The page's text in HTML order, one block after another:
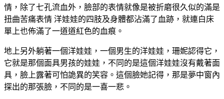
情，除了七孔流血外，臉部的表情就像是被折磨很久似的滿是
扭曲苦痛表情 洋娃娃的四肢及身體都沾滿了血跡，就連白床
單上也佈滿了一道道紅色的血痕。
地上另外躺著一個洋娃娃，一個男生的洋娃娃，珊妮認得它，
它就是那個面具男孩的娃娃，不同的是這個洋娃娃沒有戴著面
具，臉上露著可怕詭異的笑容。這個臉她記得，那是夢中窗內
探出的那張臉，不同的是一喜一悲。